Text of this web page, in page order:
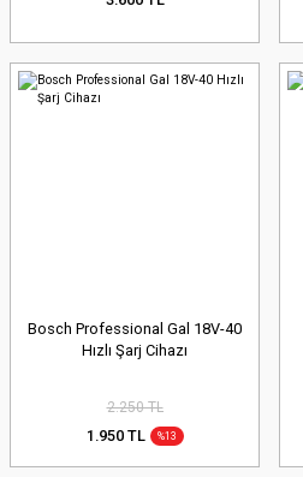
Bosch Professional Gal 18V-40
Hızlı Şarj Cihazı
2.250 TL
1.950 TL %13